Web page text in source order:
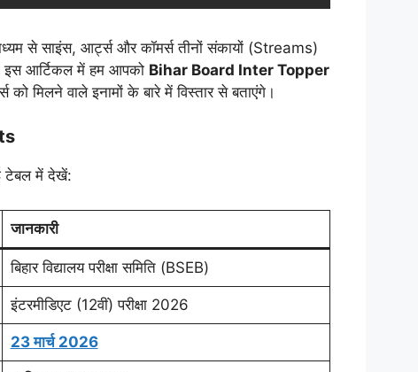
से साइंस, आर्ट्स और कॉमर्स तीनों संकायों (Streams)
आर्टिकल में हम आपको Bihar Board Inter Topper
मिलने वाले इनामों के बारे में विस्तार से बताएंगे।
टेबल में देखें:
जानकारी
बिहार विद्यालय परीक्षा समिति (BSEB)
इंटरमीडिएट (12वीं) परीक्षा 2026
23 मार्च 2026